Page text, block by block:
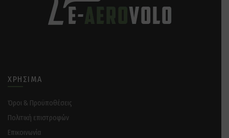
ΧΡΉΣΙΜΑ
Όροι & Προϋποθέσεις
Πολιτική επιστροφών
Επικοινωνία